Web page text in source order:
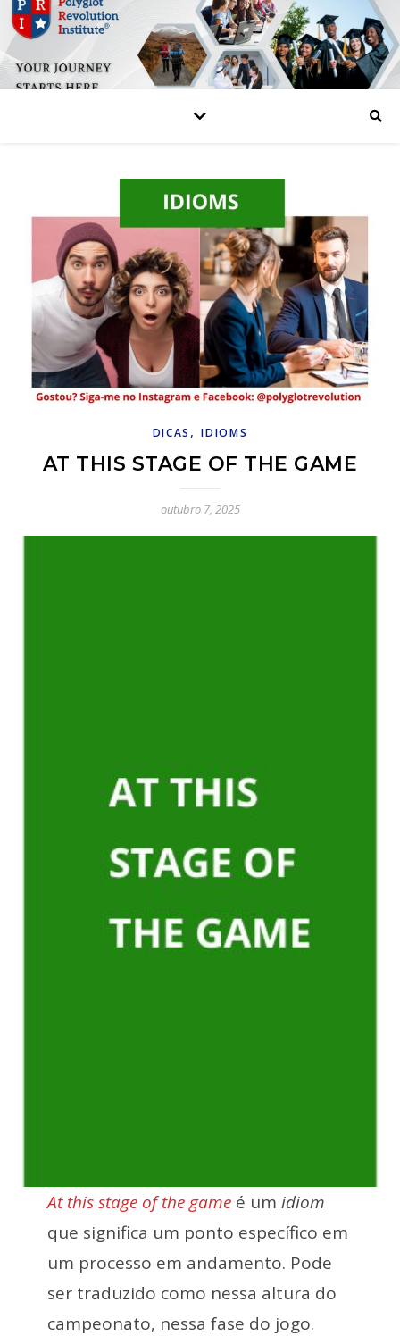
DICAS ,IDIOMS
AT THIS STAGE OF THE GAME
outubro 7, 2025
At this stage of the gameé um idiom
que significa um ponto específico em
um processo em andamento. Pode
ser traduzido como nessa altura do
campeonato, nessa fase do jogo.